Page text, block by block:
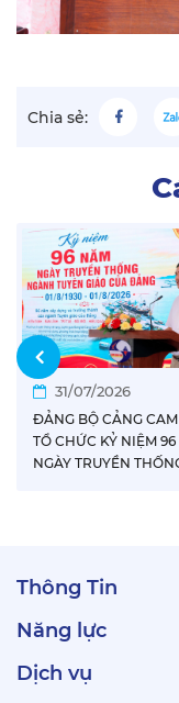
Chia sẻ:
31/07/2026
ĐẢNG BỘ CẢNG
TỔ CHỨC KỶ NIỆM
NGÀY TRUYỀN
Thông Tin
Năng lực
Dịch vụ